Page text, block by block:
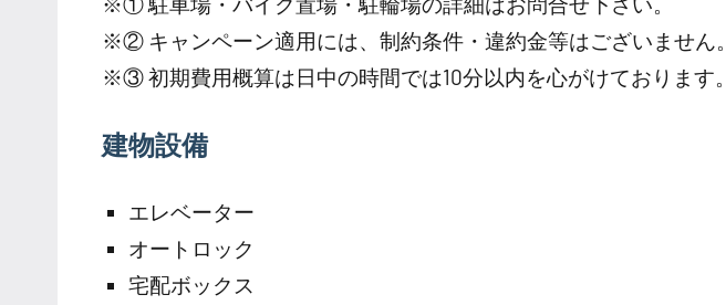
※② キャンペーン適用には、制約条件・違約金等はございません。
※③ 初期費用概算は日中の時間では10分以内を心がけております。
建物設備
エレベーター
オートロック
宅配ボックス